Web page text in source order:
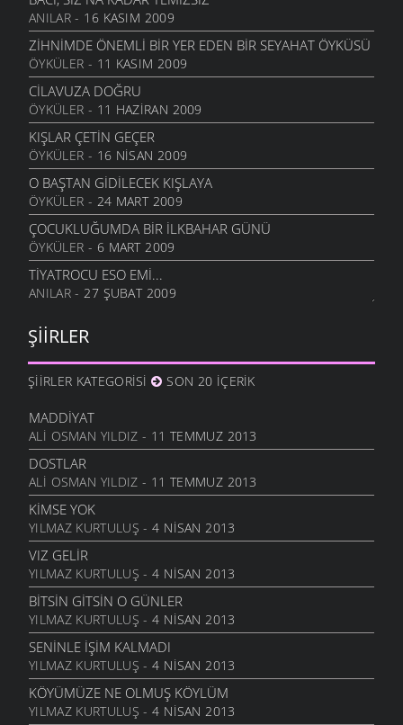
CEVIZLI
26 KASIM 2009
MEMLEKET HALLERI
16 KASIM 2009
SORGU
3 KASIM 2009
UMUTSUZLUK
3 KASIM 2009
ÇORUH
23 EKIM 2009
RUHUMDAKI BOŞLUK
23 EKIM 2009
İYI KI VARSIN KÖYÜM
GEL GÖR KI
3 EYLÜL 2009
ZANNETME
KÖYÜMÜZ
29 MAYIS 2009
ISSIZ
29 MAYIS 2009
ANNECIĞIM
11 MAYIS 2009
MEKTUP
8 MAYIS 2009
BEBEĞIM
27 NISAN 2009
GEL YETERKI
27 NISAN 2009
ANADOLU
ANILAR- 16 KASIM 2009
ZIHNIMDE ÖNEMLI BIR YER EDEN BIR SEYAHAT ÖYKÜSÜ
ÖYKÜLER - 11 KASIM 2009
CILAVUZA DOĞRU
ÖYKÜLER - 11 HAZIRAN 2009
KIŞLAR ÇETIN GEÇER
ÖYKÜLER - 16 NISAN 2009
O BAŞTAN GIDILECEK KIŞLAYA
ÖYKÜLER - 24 MART 2009
ÇOCUKLUĞUMDA BIR İLKBAHAR GÜNÜ
ÖYKÜLER - 6 MART 2009
TIYATROCU ESO EMI...
ANILAR- 27 ŞUBAT 2009
ŞIIRLER
ŞIIRLER KATEGORISI SON 20 İÇERIK
MADDIYAT
ALI OSMAN YILDIZ - 11 TEMMUZ 2013
DOSTLAR
ALI OSMAN YILDIZ - 11 TEMMUZ 2013
KIMSE YOK
YILMAZ KURTULUŞ - 4 NISAN 2013
VIZ GELIR
YILMAZ KURTULUŞ - 4 NISAN 2013
BITSIN GITSIN O GÜNLER
YILMAZ KURTULUŞ - 4 NISAN 2013
SENINLE İŞIM KALMADI
YILMAZ KURTULUŞ - 4 NISAN 2013
KÖYÜMÜZE NE OLMUŞ KÖYLÜM
YILMAZ KURTULUŞ - 4 NISAN 2013